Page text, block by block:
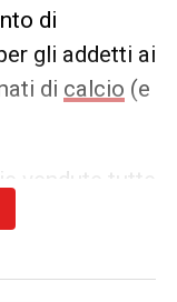
di
gli addetti ai
di calcio (e
vendute tutte
dei
allora, le